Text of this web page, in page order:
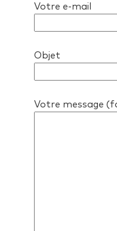
Votre e-mail
Objet
Votre message